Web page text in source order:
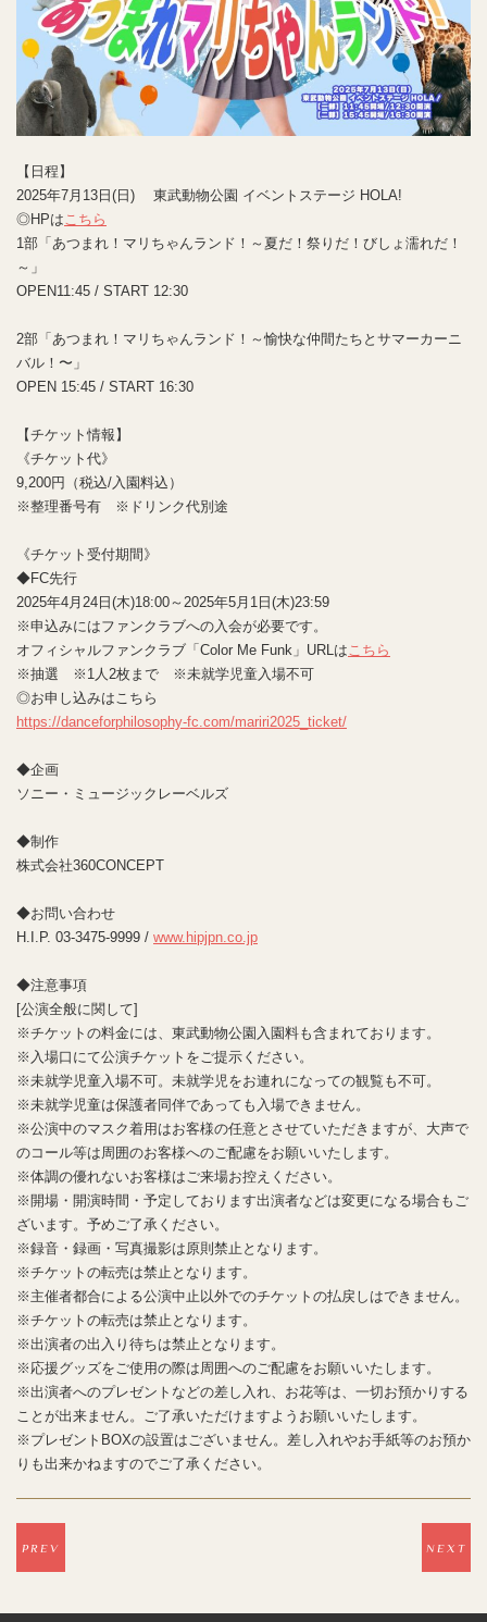
【日程】
2025年7月13日(日) 東武動物公園 イベントステージ HOLA!
◎HPは こちら
1部「あつまれ！マリちゃんランド！～夏だ！祭りだ！びしょ濡れだ！
～」
OPEN11:45 / START 12:30
2部「あつまれ！マリちゃんランド！～愉快な仲間たちとサマーカーニ
バル！〜」
OPEN 15:45 / START 16:30
【チケット情報】
《チケット代》
9,200円（税込/入園料込）
※整理番号有 ※ドリンク代別途
《チケット受付期間》
◆FC先行
2025年4月24日(木)18:00～2025年5月1日(木)23:59
※申込みにはファンクラブへの入会が必要です。
オフィシャルファンクラブ「Color Me Funk」URLは こちら
※抽選 ※1人2枚まで ※未就学児童入場不可
◎お申し込みはこちら
https://danceforphilosophy-fc.com/mariri2025_ticket/
◆企画
ソニー・ミュージックレーベルズ
◆制作
株式会社360CONCEPT
◆お問い合わせ
H.I.P. 03-3475-9999 / www.hipjpn.co.jp
◆注意事項
[公演全般に関して]
※チケットの料金には、東武動物公園入園料も含まれております。
※入場口にて公演チケットをご提示ください。
※未就学児童入場不可。未就学児をお連れになっての観覧も不可。
※未就学児童は保護者同伴であっても入場できません。
※公演中のマスク着用はお客様の任意とさせていただきますが、大声で
のコール等は周囲のお客様へのご配慮をお願いいたします。
※体調の優れないお客様はご来場お控えください。
※開場・開演時間・予定しております出演者などは変更になる場合もご
ざいます。予めご了承ください。
※録音・録画・写真撮影は原則禁止となります。
※チケットの転売は禁止となります。
※主催者都合による公演中止以外でのチケットの払戻しはできません。
※チケットの転売は禁止となります。
※出演者の出入り待ちは禁止となります。
※応援グッズをご使用の際は周囲へのご配慮をお願いいたします。
※出演者へのプレゼントなどの差し⼊れ、お花等は、⼀切お預かりする
ことが出来ません。ご了承いただけますようお願いいたします。
※プレゼントBOXの設置はございません。差し入れやお手紙等のお預か
りも出来かねますのでご了承ください。
PREV NEXT